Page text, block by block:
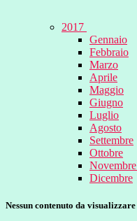
2017
Gennaio
Febbraio
Marzo
Aprile
Maggio
Giugno
Luglio
Agosto
Settembre
Ottobre
Novembre
Dicembre
Nessun contenuto da visualizzare